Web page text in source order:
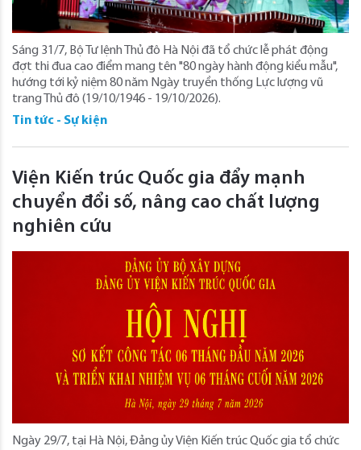
Sáng 31/7, Bộ Tư lệnh Thủ đô Hà Nội đã tổ chức lễ phát động
đợt thi đua cao điểm mang tên "80 ngày hành động kiểu mẫu",
hướng tới kỷ niệm 80 năm Ngày truyền thống Lực lượng vũ
trang Thủ đô (19/10/1946 - 19/10/2026).
Tin tức - Sự kiện
Viện Kiến trúc Quốc gia đẩy mạnh
chuyển đổi số, nâng cao chất lượng
nghiên cứu
Ngày 29/7, tại Hà Nội, Đảng ủy Viện Kiến trúc Quốc gia tổ chức